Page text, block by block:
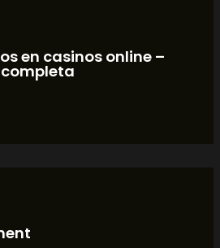
en casinos online –